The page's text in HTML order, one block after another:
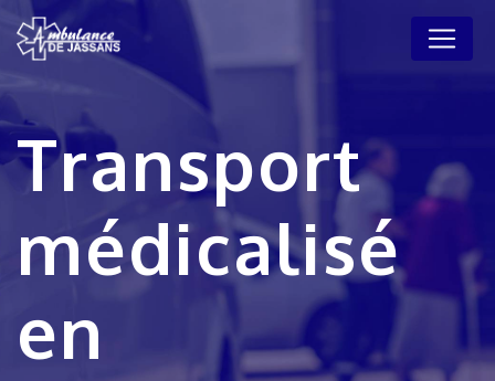
Transport
médicalisé
en
Panneau de gestion des cookies